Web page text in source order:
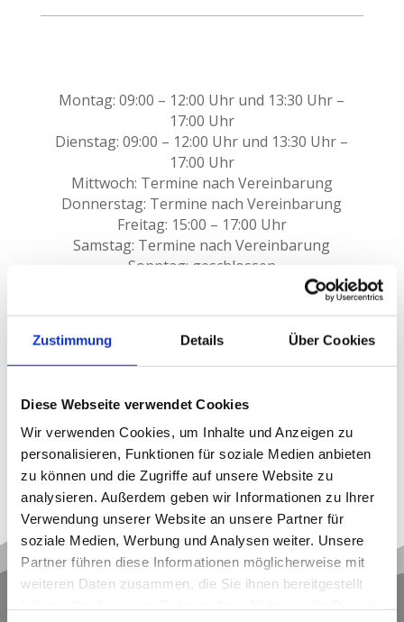
Zustimmung Details Über Cookies
Diese Webseite verwendet Cookies
Wir verwenden Cookies, um Inhalte und Anzeigen zu
personalisieren, Funktionen für soziale Medien anbieten
zu können und die Zugriffe auf unsere Website zu
analysieren. Außerdem geben wir Informationen zu Ihrer
Verwendung unserer Website an unsere Partner für
soziale Medien, Werbung und Analysen weiter. Unsere
Partner führen diese Informationen möglicherweise mit
weiteren Daten zusammen, die Sie ihnen bereitgestellt
Montag: 09:00 – 12:00 Uhr und 13:30 Uhr –
17:00 Uhr
Dienstag: 09:00 – 12:00 Uhr und 13:30 Uhr –
17:00 Uhr
Mittwoch: Termine nach Vereinbarung
Donnerstag: Termine nach Vereinbarung
Freitag: 15:00 – 17:00 Uhr
Samstag: Termine nach Vereinbarung
Sonntag: geschlossen
Unsere Öffnungszeiten können variieren.
Melden Sie sich am besten kurz bei uns, um
aktuellen Zeiten zu erfahren – wir freuen
uns auf Sie!